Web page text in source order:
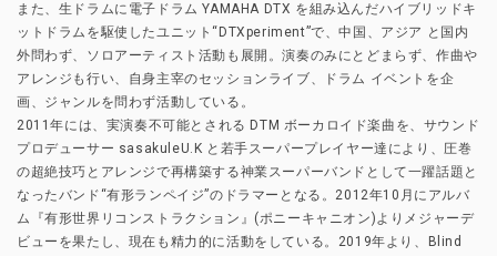
また、生ドラムに電子ドラム YAMAHA DTX を組み込んだハイブリッドキ
ットドラムを駆使したユニット“DTXperiment”で、中国、アジア と国内
外問わず、ソロアーティスト活動も展開。演奏のみにとどまらず、作曲や
アレンジも行い、自身主宰のセッションライブ、ドラム イベントを企
画、ジャンルを問わず活動している。
2011年には、実演奏不可能とされる DTM ボーカロイド楽曲を、サウンド
プロデューサー sasakuleU.K と若手スーパープレイヤー達により、圧巻
の超絶技巧とアレンジで再構築する神業スーパーバンドとして一躍話題と
なったバンド“有形ランペイジ”のドラマーとなる。2012年10月にアルバ
ム『有形世界リコンストラクション』(ポニーキャニオン)よりメジャーデ
ビューを果たし、現在も精力的に活動をしている。2019年より、Blind